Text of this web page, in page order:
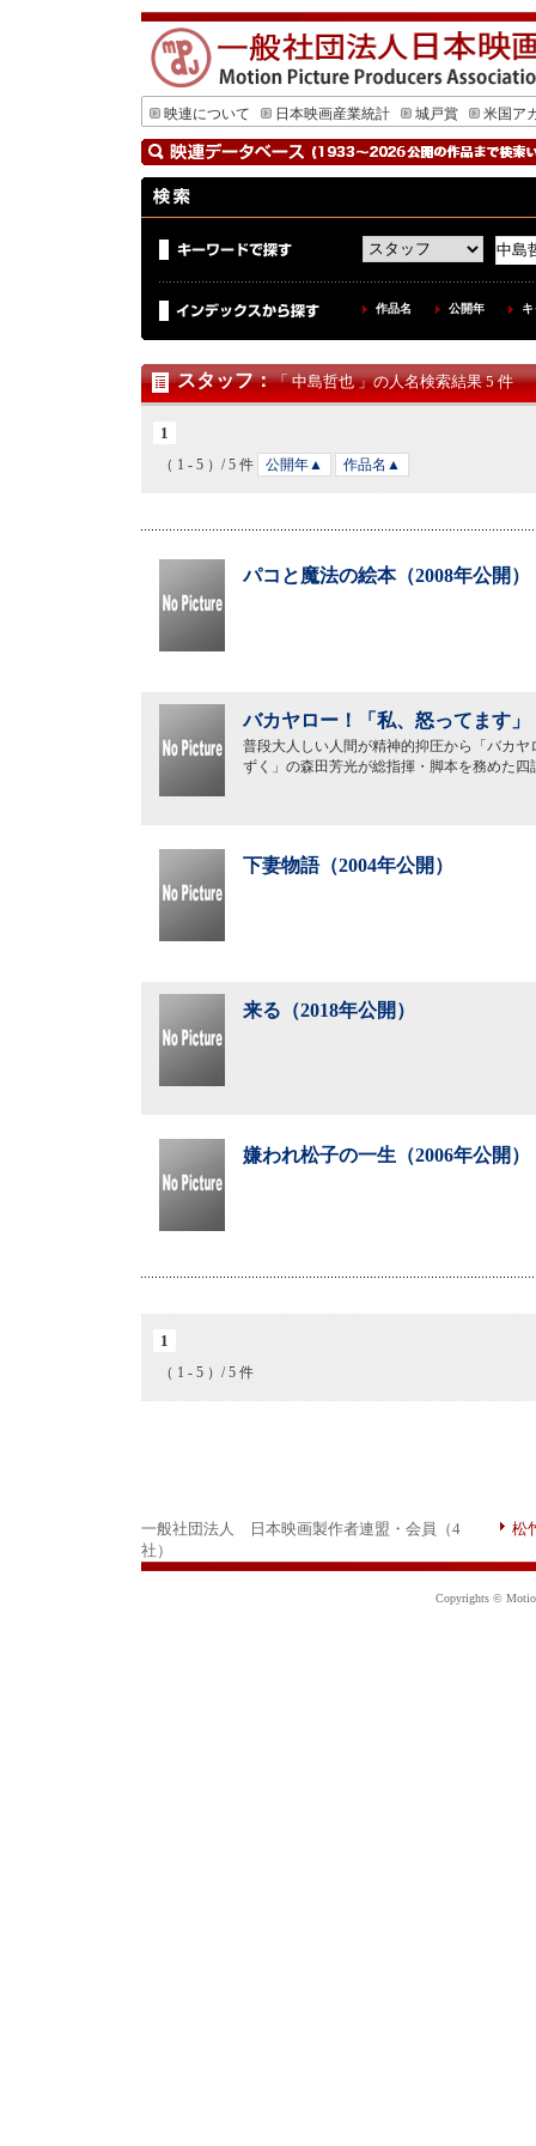
映連について 日本映画産業統計 城戸賞 米国ア
作品名 公開年
スタッフ：「 中島哲也 」の人名検索結果 5 件
1
（ 1 - 5 ）/ 5 件 公開年▲ 作品名▲
パコと魔法の絵本（2008年公開）
バカヤロー！「私、怒ってます」
普段大人しい人間が精神的抑圧から「バカ
ずく」の森田芳光が総指揮・脚本を務めた
下妻物語（2004年公開）
来る（2018年公開）
嫌われ松子の一生（2006年公開）
1
（ 1 - 5 ）/ 5 件
一般社団法人 日本映画製作者連盟・会員（4
社）
松
Copyrights ©